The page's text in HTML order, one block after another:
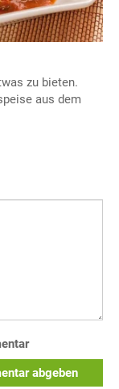
zu bieten.
aus dem
abgeben